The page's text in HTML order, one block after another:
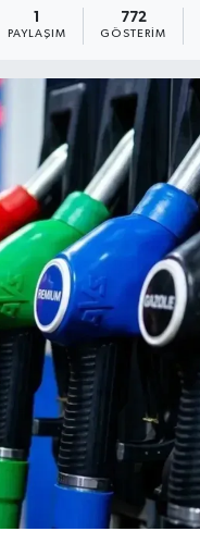
1
PAYLAŞIM
772
GÖSTERIM